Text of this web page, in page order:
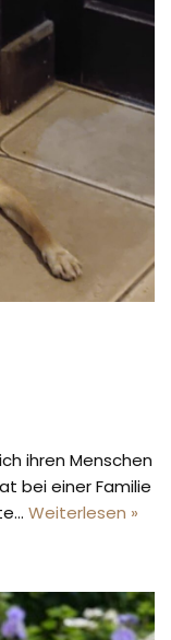
ihren Menschen
bei einer Familie
Weiterlesen »